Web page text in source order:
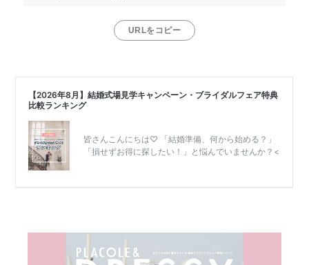
URLをコピー
当